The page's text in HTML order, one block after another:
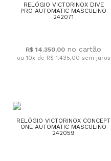
RELÓGIO VICTORINOX DIVE
PRO AUTOMATIC MASCULINO
242071
R$ 14.350,00
ou 10x de R$ 1.435,00 sem juros
RELÓGIO VICTORINOX CONCEPT
ONE AUTOMATIC MASCULINO
242059